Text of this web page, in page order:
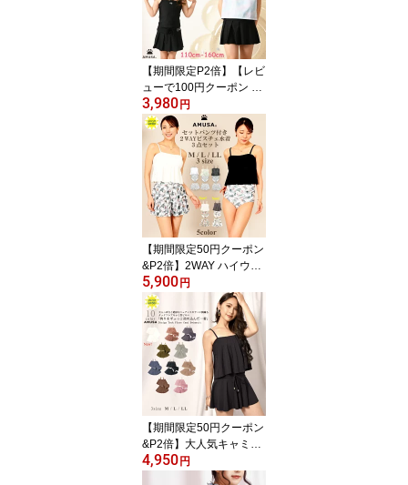
150cm ミントラベンダー
プール 海 旅行 ベビー キ
ッズ ジュニア女の子 幼
稚園 小学校 中学校
【期間限定P2倍】【レビ
ューで100円クーポン 送
料無料 】 UVカット水陸
両用Tシャツ付き2WAYキ
ャミ水着3点セット 日焼
け防止 110cm 120cm 13
0cm 140cm 150cm 160c
m ライム パープル プー
ル キッズ ジュニア女の
子 幼稚園 小学校 中学校
高校
3,980 円
【期間限定50円クーポン
&P2倍】2WAY ハイウエ
スト ビキニ水着 3点セッ
ト ボタニカル柄【楽天ラ
ンキング1位】 サウナ用
水着 レディース水着 レ
ディース ファミリーリン
ク
5,900 円
【期間限定50円クーポン
&P2倍】大人気キャミ水
着 3点セット 【ランキン
グ1位 送料無料 レビュー
4,950 円